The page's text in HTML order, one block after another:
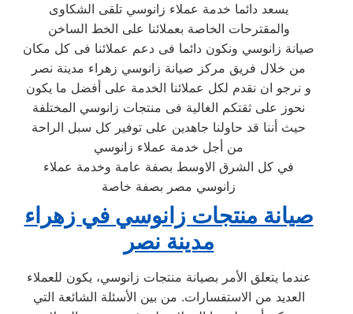
يسعد دائما خدمة عملاء زانوسي تلقى الشكاوى
والمقترحات الخاصة بعملائنا على الخط الساخن
صيانة زانوسي ونكون دائما فى دعم عملائنا فى كل مكان
من خلال فريق مركز صيانة زانوسي زهراء مدينة نصر
و نرجو ان نقدم لكل عملائنا الخدمة على أفضل ما يكون
نحوز على ثقتكم الغالية فى منتجات زانوسي المختلفة
حيث أننا قد حاولنا جاهدين على توفير كل سبل الراحة
من أجل خدمة عملاء زانوسي
في كل الشرق الاوسط بصفة عامة وخدمة عملاء
زانوسي مصر بصفة خاصة
صيانة منتجات زانوسي في زهراء
مدينة نصر
عندما يتعلق الأمر بصيانة منتجات زانوسي، يكون للعملاء
العديد من الاستفسارات. من بين الأسئلة الشائعة التي